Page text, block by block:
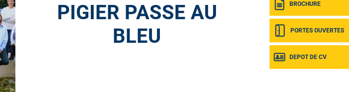
BROCHURE
PORTES OUVERTES
DEPOT DE CV
PIGIER PASSE AU
BLEU